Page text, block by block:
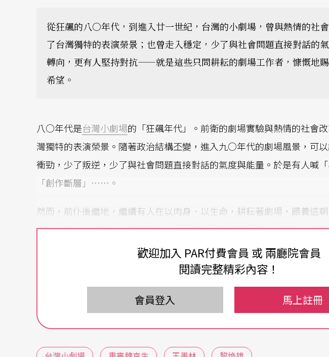
從狂飆的八○年代，到進入廿一世紀，台灣的小劇場，曾與熱情的社
了台灣獨特的表演榮景；也曾走入穩定，少了與社會問題直接對話的
轉向，更有人堅持對抗——就是這些只問耕耘的劇場工作者，慷慨地
希望。
八○年代是台灣小劇場的「狂飆年代」。前衛的劇場實驗與熱情的社會
灣獨特的表演榮景。隨著政治結構丕變，進入九○年代的劇場風景，可
衝勁，少了叛逆，少了與社會問題直接對話的氣度與能量。於是有人喊
「創作斷層」……。
然而，前仆後繼地，繼續有人在以肉身、以生命，耕耘著劇場，餵養這
有人，拿社會運動的心情與精神，發揮著劇場的深層影響力。其中，有
命中年（眼看也將近入革命老年）。運動，其實從未止息，或許換了個名
有人堅持對抗
驀然回首，不得不驚覺，三十年來的台灣小劇場，乃是一部「轉向」的歷
歡迎加入 PAR付費會員 或 兩廳院會員
閱讀完整精彩內容！
會員登入 馬上註冊